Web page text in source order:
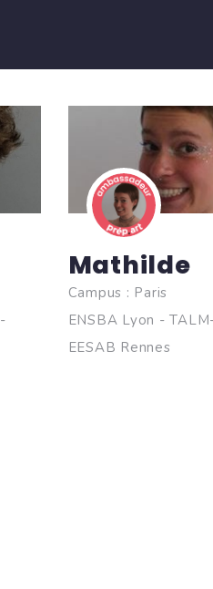
Mathilde
Campus : Paris
ENSBA Lyon -
EESAB Rennes